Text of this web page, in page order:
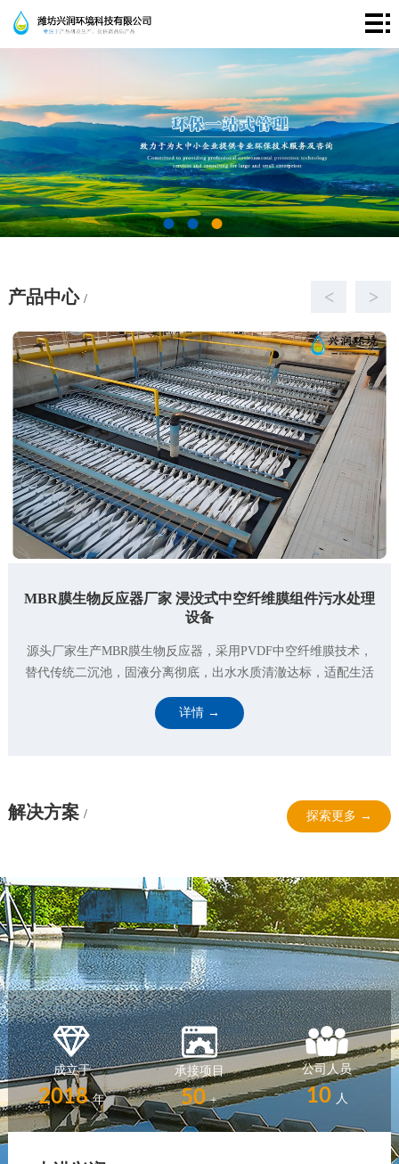
首
进
兴
润
产
品
中
心
成
功
案
新
闻
讯
联
我
们
产品中心 /
MBR膜生物反应器厂家 浸没式中空纤维膜组件污水处理
设备
源头厂家生产MBR膜生物反应器，采用PVDF中空纤维膜技术，
替代传统二沉池，固液分离彻底，出水水质清澈达标，适配生活
污水、工业废水深度处理与中水回用，支持定制、全国上门···
详情 →
< >
解决方案 / 探索更多 →
成立于
2018 年
承接项目
50 +
公司人员
10 人